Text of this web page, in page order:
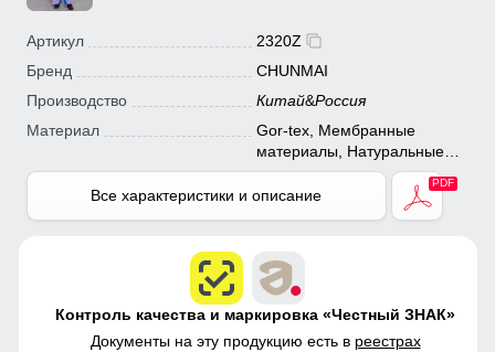
Артикул
2320Z
Бренд
CHUNMAI
Производство
Китай&Россия
Материал
Gor-tex, Мембранные
материалы, Натуральные
материалы, Полиэстер,
Плащевка, Тефлон,
Экологичные материалы
Все характеристики и описание
Контроль качества и маркировка «Честный ЗНАК»
Документы на эту продукцию есть в реестрах